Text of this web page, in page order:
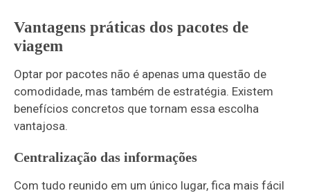
Vantagens práticas dos pacotes de
viagem
Optar por pacotes não é apenas uma questão de
comodidade, mas também de estratégia. Existem
benefícios concretos que tornam essa escolha
vantajosa.
Centralização das informações
Com tudo reunido em um único lugar, fica mais fácil